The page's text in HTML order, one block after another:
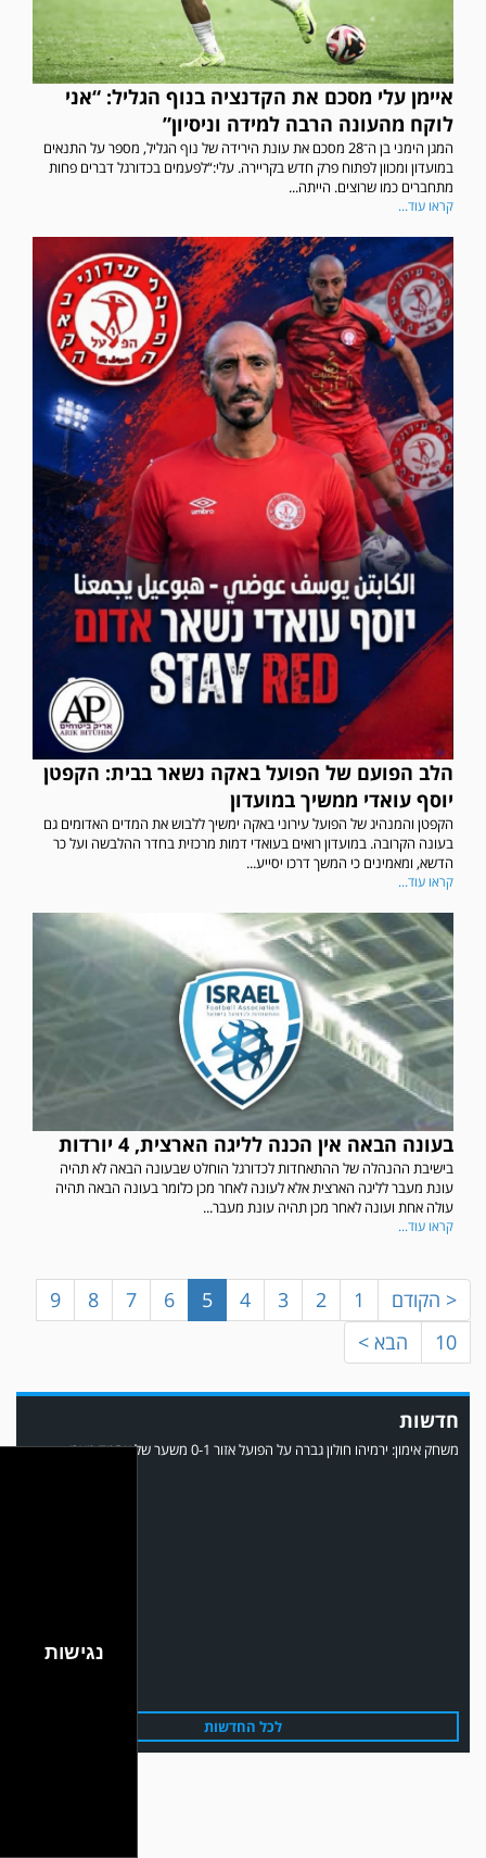
איימן עלי מסכם את הקדנציה בנוף הגליל: “אני
לוקח מהעונה הרבה למידה וניסיון”
המגן הימני בן ה־28 מסכם את עונת הירידה של נוף הגליל, מספר על התנאים
במועדון ומכוון לפתוח פרק חדש בקריירה. עלי:“לפעמים בכדורגל דברים פחות
מתחברים כמו שרוצים. הייתה...
קראו עוד...
הלב הפועם של הפועל באקה נשאר בבית: הקפטן
יוסף עואדי ממשיך במועדון
הקפטן והמנהיג של הפועל עירוני באקה ימשיך ללבוש את המדים האדומים גם
בעונה הקרובה. במועדון רואים בעואדי דמות מרכזית בחדר ההלבשה ועל כר
הדשא, ומאמינים כי המשך דרכו יסייע...
קראו עוד...
בעונה הבאה אין הכנה לליגה הארצית, 4 יורדות
בישיבת ההנהלה של ההתאחדות לכדורגל הוחלט שבעונה הבאה לא תהיה
עונת מעבר לליגה הארצית אלא לעונה לאחר מכן כלומר בעונה הבאה תהיה
עולה אחת ועונה לאחר מכן תהיה עונת מעבר...
קראו עוד...
< הקודם 1
2
3
4
5
6
7
8
9
10
הבא >
חדשות
במשחק אימון שהתקיים הבוקר יום ה' ניצחה קרית מלאכי את עירוני אשדוד 5-0.
משחק אימון: ירמיהו חולון גברה על הפועל אזור 0-1 משער של אחמד מצרי.
לכל החדשות
נגישות